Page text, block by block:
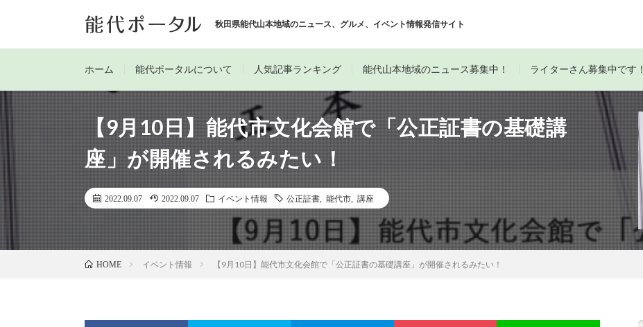
秋田県能代山本地域のニュース、グルメ、イベント情報発信サイト
ホーム 能代ポータルについて 人気記事ランキング 能代山本地域のニュース募集中！ ライターさん募集中です！
【9月10日】能代市文化会館で「公正証書の基礎講
座」が開催されるみたい！
2022.09.07 2022.09.07 イベント情報 公正証書 能代市 講座
HOME イベント情報 【9月10日】能代市文化会館で「公正証書の基礎講座」が開催されるみたい！